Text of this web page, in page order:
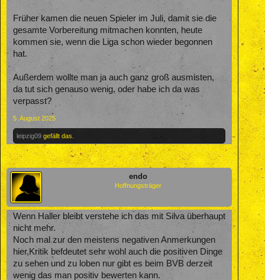
Früher kamen die neuen Spieler im Juli, damit sie die
gesamte Vorbereitung mitmachen konnten, heute
kommen sie, wenn die Liga schon wieder begonnen
hat.
Außerdem wollte man ja auch ganz groß ausmisten,
da tut sich genauso wenig, oder habe ich da was
verpasst?
5. August 2025
leipzig09 gefällt das.
endo
Hoffnungsträger
Wenn Haller bleibt verstehe ich das mit Silva überhaupt
nicht mehr.
Noch mal zur den meistens negativen Anmerkungen
hier,Kritik befdeutet sehr wohl auch die positiven Dinge
zu sehen und zu loben nur gibt es beim BVB derzeit
wenig das man positiv bewerten kann.